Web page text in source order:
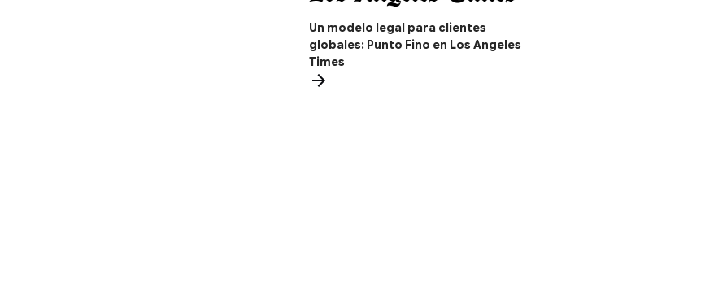
Un modelo legal para clientes
globales: Punto Fino en Los Angeles
Times